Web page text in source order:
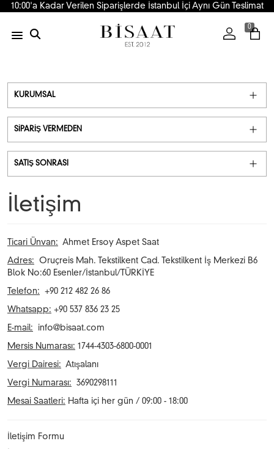
10:00'a Kadar Verilen Siparişlerde İstanbul İçi Aynı Gün Teslimat
0
KURUMSAL
SIPARIŞ VERMEDEN
SATIŞ SONRASI
İletişim
Ticari Ünvan: Ahmet Ersoy Aspet Saat
Adres: Oruçreis Mah. Tekstilkent Cad. Tekstilkent İş Merkezi B6
Blok No:60 Esenler/İstanbul/TÜRKİYE
Telefon: +90 212 482 26 86
Whatsapp: +90 537 836 23 25
E-mail: info@bisaat.com
Mersis Numarası: 1744-4303-6800-0001
Vergi Dairesi: Atışalanı
Vergi Numarası: 3690298111
Mesai Saatleri: Hafta içi her gün / 09:00 - 18:00
İletişim Formu